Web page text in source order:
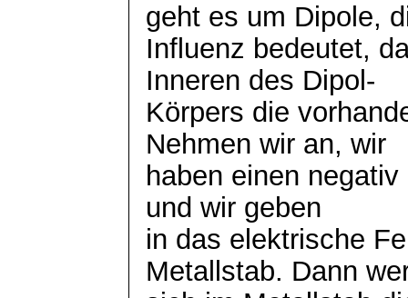
geht es um Dipole,
Influenz bedeutet,
Inneren des Dipol-
Körpers die
Nehmen wir an, wir
haben einen
und wir geben
in das elektrische
Metallstab. Dann